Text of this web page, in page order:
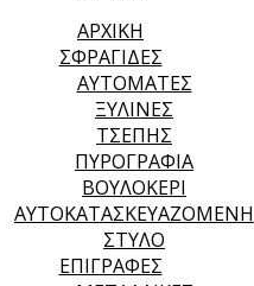
ΑΡΧΙΚΉ
ΣΦΡΑΓΙΔΕΣ
ΑΥΤΟΜΑΤΕΣ
ΞΥΛΙΝΕΣ
ΤΣΕΠΗΣ
ΠΥΡΟΓΡΑΦΙΑ
ΒΟΥΛΟΚΕΡΙ
ΑΥΤΟΚΑΤΑΣΚΕΥΑΖΟΜΕΝΗ
ΣΤΥΛΟ
ΕΠΙΓΡΑΦΕΣ